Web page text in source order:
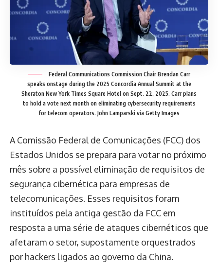
Federal Communications Commission Chair Brendan Carr
speaks onstage during the 2025 Concordia Annual Summit at the
Sheraton New York Times Square Hotel on Sept. 22, 2025. Carr plans
to hold a vote next month on eliminating cybersecurity requirements
for telecom operators. John Lamparski via Getty Images
A Comissão Federal de Comunicações (FCC) dos
Estados Unidos se prepara para votar no próximo
mês sobre a possível eliminação de requisitos de
segurança cibernética para empresas de
telecomunicações. Esses requisitos foram
instituídos pela antiga gestão da FCC em
resposta a uma série de ataques cibernéticos que
afetaram o setor, supostamente orquestrados
por hackers ligados ao governo da China.